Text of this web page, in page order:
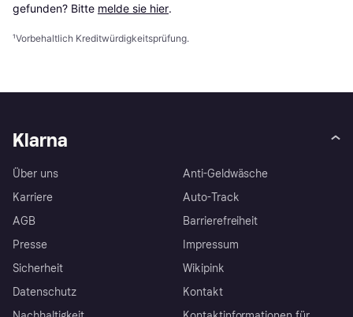
gefunden? Bitte melde sie hier.
¹Vorbehaltlich Kreditwürdigkeitsprüfung.
Klarna
Über uns
Karriere
AGB
Presse
Sicherheit
Datenschutz
Anti-Geldwäsche
Auto-Track
Barrierefreiheit
Impressum
Wikipink
Kontakt